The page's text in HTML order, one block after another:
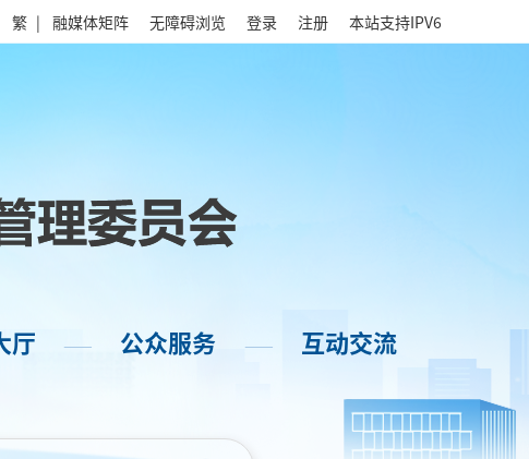
繁 | 融媒体矩阵 无障碍浏览 登录 注册 本站支持IPV6
厅 —— 公众服务 —— 互动交流